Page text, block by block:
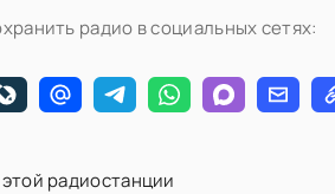
радио в социальных сетях:
радиостанции